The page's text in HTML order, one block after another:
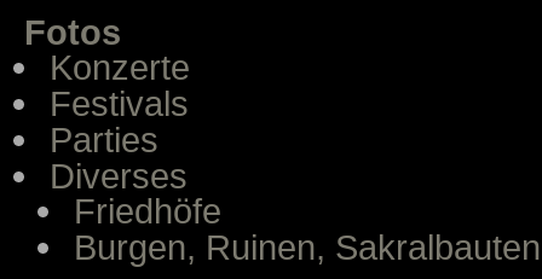
Fotos
Konzerte
Festivals
Parties
Diverses
Friedhöfe
Burgen, Ruinen, Sakralbauten